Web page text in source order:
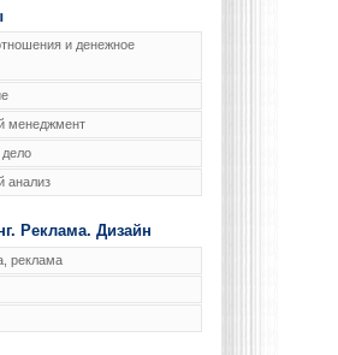
и денежное
менеджмент
дело
анализ
Реклама. Дизайн
реклама